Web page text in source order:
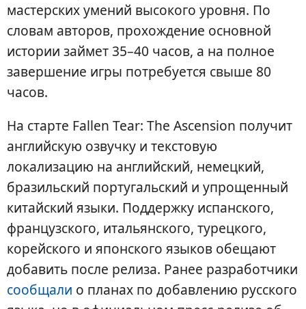
мастерских умений высокого уровня. По
словам авторов, прохождение основной
истории займет 35–40 часов, а на полное
завершение игры потребуется свыше 80
часов.
На старте Fallen Tear: The Ascension получит
английскую озвучку и текстовую
локализацию на английский, немецкий,
бразильский португальский и упрощенный
китайский языки. Поддержку испанского,
французского, итальянского, турецкого,
корейского и японского языков обещают
добавить после релиза. Ранее разработчики
сообщали о планах по добавлению русского